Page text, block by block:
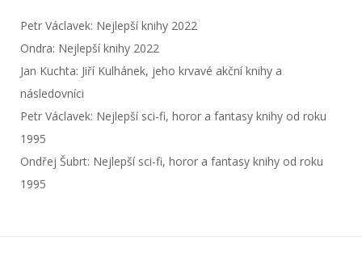
Petr Václavek: Nejlepší knihy 2022
Ondra: Nejlepší knihy 2022
Jan Kuchta: Jiří Kulhánek, jeho krvavé akční knihy a
následovníci
Petr Václavek: Nejlepší sci-fi, horor a fantasy knihy od roku
1995
Ondřej Šubrt: Nejlepší sci-fi, horor a fantasy knihy od roku
1995